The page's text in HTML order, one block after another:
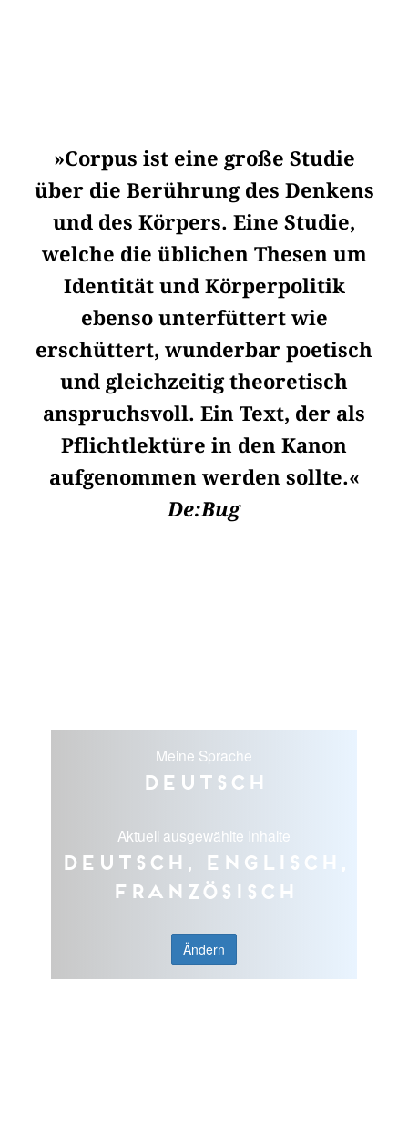
»Corpus ist eine große Studie
über die Berührung des Denkens
und des Körpers. Eine Studie,
welche die üblichen Thesen um
Identität und Körperpolitik
ebenso unterfüttert wie
erschüttert, wunderbar poetisch
und gleichzeitig theoretisch
anspruchsvoll. Ein Text, der als
Pflichtlektüre in den Kanon
aufgenommen werden sollte.«
De:Bug
Meine Sprache
Deutsch
Aktuell ausgewählte Inhalte
Deutsch, Englisch,
Französisch
Ändern